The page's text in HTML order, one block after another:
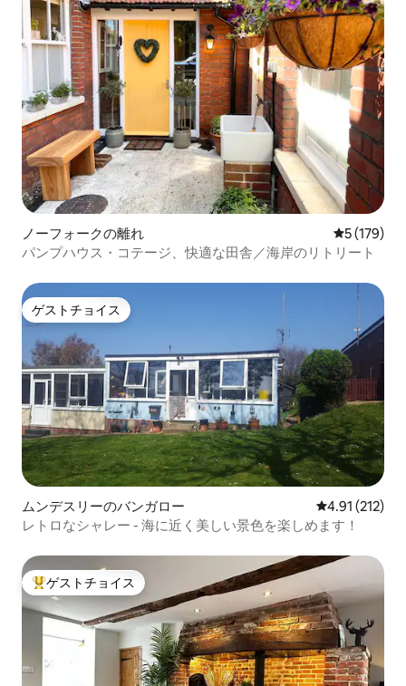
ノーフォークの離れ レビュー
5 (179)
パンプハウス・コテージ、快適な田舎／海岸のリトリート
ゲストチョイス
ゲストチョイス
ムンデスリーのバンガロー レビュー212
4.91 (212)
レトロなシャレー - 海に近く美しい景色を楽しめます！
大好評のゲストチョイスです。
ゲストチョイス